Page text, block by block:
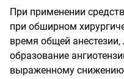
При применении
при обширном
время общей
образование
выраженному